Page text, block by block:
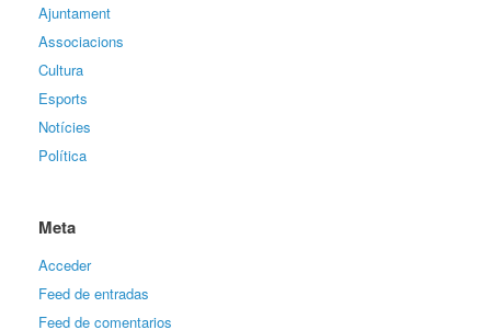
Ajuntament
Associacions
Cultura
Esports
Notícies
Política
Meta
Acceder
Feed de entradas
Feed de comentarios